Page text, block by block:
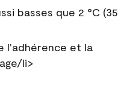
basses que 2 °C (35
l'adhérence et la
li>